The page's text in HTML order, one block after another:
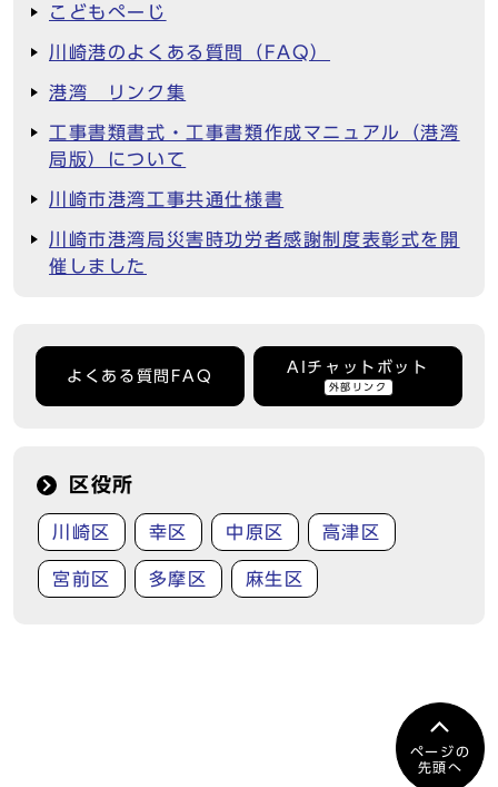
こどもぺーじ
川崎港のよくある質問（FAQ）
港湾 リンク集
工事書類書式・工事書類作成マニュアル（港湾
局版）について
川崎市港湾工事共通仕様書
川崎市港湾局災害時功労者感謝制度表彰式を開
催しました
よくある質問FAQ
AIチャットボット
外部リンク
区役所
川崎区 幸区 中原区 高津区
宮前区 多摩区 麻生区
ページの
先頭へ